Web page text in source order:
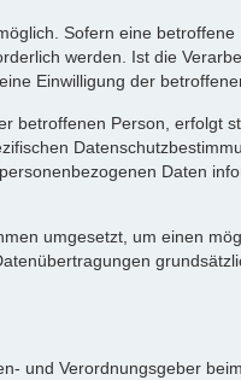
Sofern eine
werden. Ist die
Einwilligung der
betroffenen Person, erfolgt
Daten
umgesetzt, um einen
und Verordnungsgeber